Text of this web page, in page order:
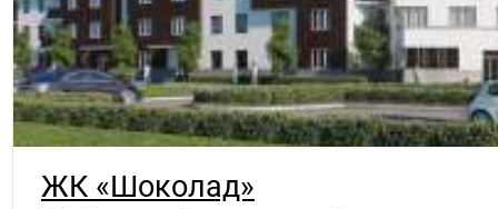
ЖК «Шоколад»